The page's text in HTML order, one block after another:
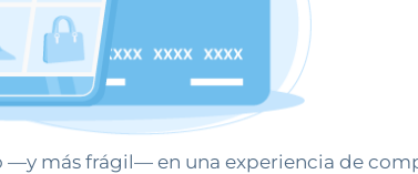
más frágil— en una experiencia de